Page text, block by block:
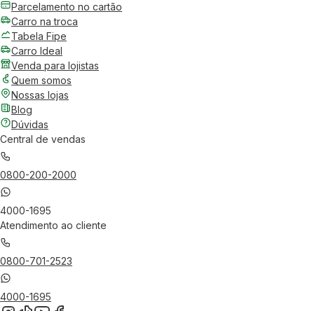
Parcelamento no cartão
Carro na troca
Tabela Fipe
Carro Ideal
Venda para lojistas
Quem somos
Nossas lojas
Blog
Dúvidas
Central de vendas
0800-200-2000
4000-1695
Atendimento ao cliente
0800-701-2523
4000-1695